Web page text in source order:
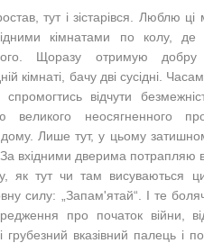
тут і зістарівся. Люблю ці
кімнатами по колу,
Щоразу отримую
кімнаті, бачу дві сусідні.
відчути
великого неосягненного
Лише тут, у цьому
За вхідними дверима потрапляю
як тут чи там висуваються
силу: „Запам'ятай“. І те
про початок війни,
грубезний вказівний палець і